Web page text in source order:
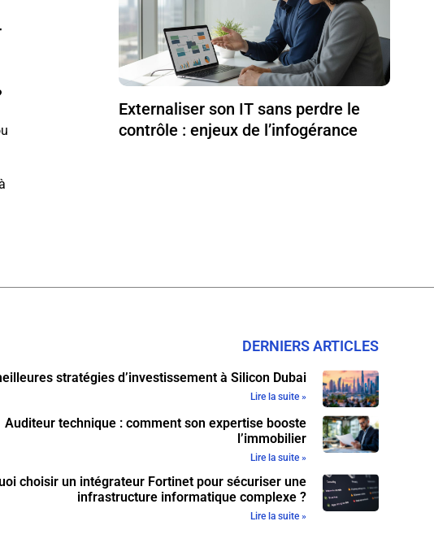
Externaliser son IT sans perdre le
contrôle : enjeux de l’infogérance
DERNIERS ARTICLES
stratégies d’investissement à Silicon Dubai
Lire la suite »
Auditeur technique : comment son expertise booste
l’immobilier
Lire la suite »
choisir un intégrateur Fortinet pour sécuriser une
infrastructure informatique complexe ?
Lire la suite »